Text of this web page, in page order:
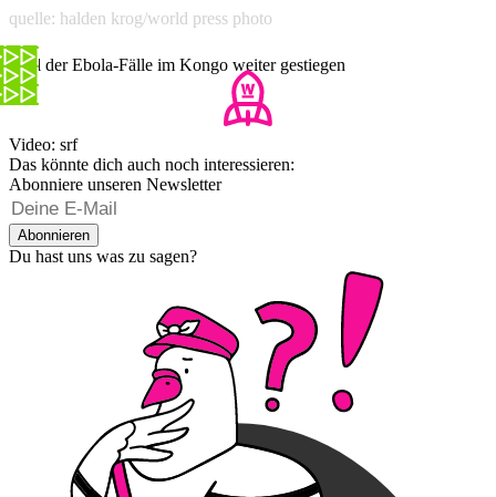
quelle: halden krog/world press photo
Zahl der Ebola-Fälle im Kongo weiter gestiegen
Video: srf
Das könnte dich auch noch interessieren:
Abonniere unseren Newsletter
Abonnieren
Du hast uns was zu sagen?